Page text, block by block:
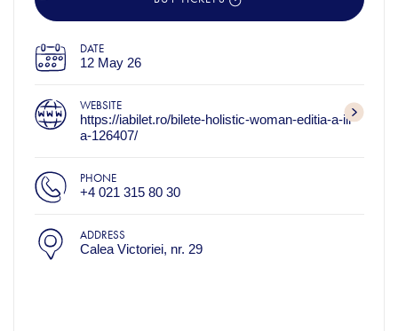
DATE
12 May 26
WEBSITE
https://iabilet.ro/bilete-holistic-woman-editia-a-iii-
a-126407/
PHONE
+4 021 315 80 30
ADDRESS
Calea Victoriei, nr. 29